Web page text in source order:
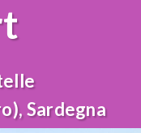
Sardegna